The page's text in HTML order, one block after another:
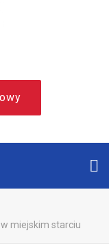
w miejskim starciu